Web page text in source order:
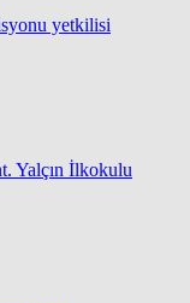
yetkilisi
Yalçın İlkokulu